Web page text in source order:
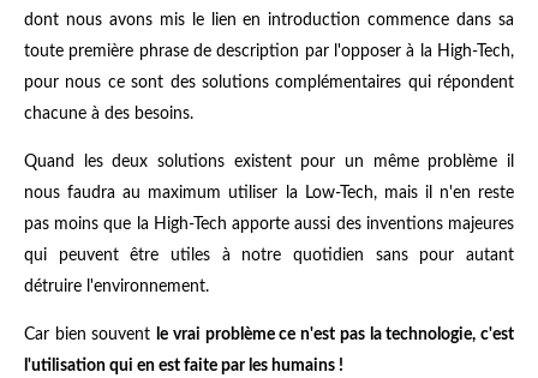
dont nous avons mis le lien en introduction commence dans sa
toute première phrase de description par l'opposer à la High-Tech,
pour nous ce sont des solutions complémentaires qui répondent
chacune à des besoins.
Quand les deux solutions existent pour un même problème il
nous faudra au maximum utiliser la Low-Tech, mais il n'en reste
pas moins que la High-Tech apporte aussi des inventions majeures
qui peuvent être utiles à notre quotidien sans pour autant
détruire l'environnement.
Car bien souvent le vrai problème ce n'est pas la technologie, c'est
l'utilisation qui en est faite par les humains !